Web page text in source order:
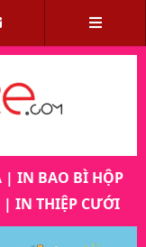
| IN BAO BÌ HỘP
| IN THIỆP CƯỚI